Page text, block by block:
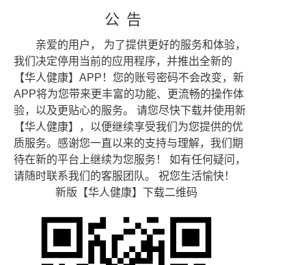
公告
亲爱的用户， 为了提供更好的服务和体验，
我们决定停用当前的应用程序，并推出全新的
【华人健康】APP！您的账号密码不会改变，新
APP将为您带来更丰富的功能、更流畅的操作体
验，以及更贴心的服务。 请您尽快下载并使用新
【华人健康】，以便继续享受我们为您提供的优
质服务。感谢您一直以来的支持与理解，我们期
待在新的平台上继续为您服务！ 如有任何疑问，
请随时联系我们的客服团队。 祝您生活愉快！
新版【华人健康】下载二维码